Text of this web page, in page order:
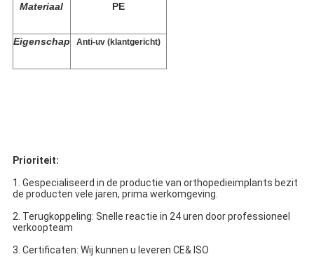
Materiaal PE
Eigenschap Anti-uv (klantgericht)
Prioriteit:
1. Gespecialiseerd in de productie van orthopedieimplants bezit
de producten vele jaren, prima werkomgeving.
2. Terugkoppeling: Snelle reactie in 24 uren door professioneel
verkoopteam
3. Certificaten: Wij kunnen u leveren CE& ISO